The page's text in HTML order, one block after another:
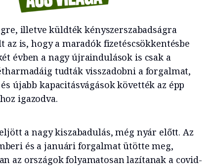
illetve küldték kényszerszabadságra
az is, hogy a maradók fizetéscsökkentésbe
évben a nagy újraindulások is csak a
tudták visszadobni a forgalmat,
újabb kapacitásvágások követték az épp
igazodva.
a nagy kiszabadulás, még nyár előtt. Az
és a januári forgalmat ütötte meg,
az országok folyamatosan lazítanak a covid-